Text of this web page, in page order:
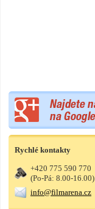
Rychlé kontakty
+420 775 590 770
(Po-Pá: 8.00-16.00)
info@filmarena.cz